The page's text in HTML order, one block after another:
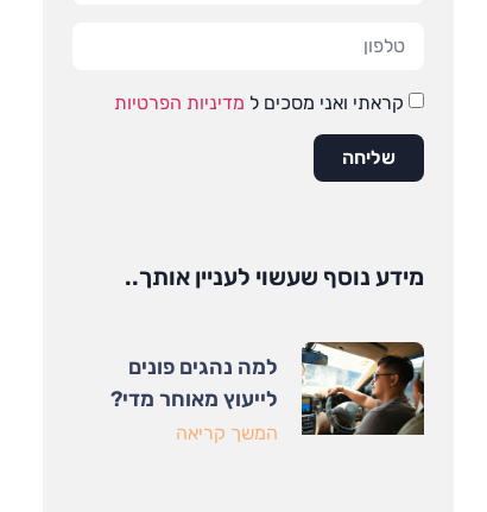
קראתי ואני מסכים ל מדיניות הפרטיות
שליחה
מידע נוסף שעשוי לעניין אותך..
למה נהגים פונים
לייעוץ מאוחר מדי?
המשך קריאה